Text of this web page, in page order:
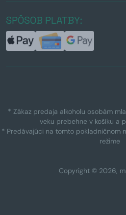
SPÔSOB PLATBY:
* Zákaz predaja alkoholu osobám
veku prebehne v košíku a
* Predávajúci na tomto pokladničnom
režime
Copyright © 2026,